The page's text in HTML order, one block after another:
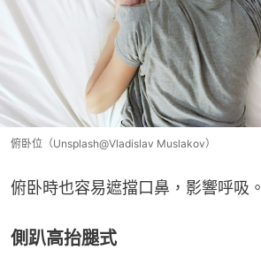
俯卧位（Unsplash@Vladislav Muslakov）
俯卧時也容易遮擋口鼻，影響呼吸。
側趴高抬腿式